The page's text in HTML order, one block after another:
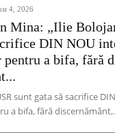
4, 2026
Mina: „Ilie
DIN NOU
a bifa, fără
sunt gata să sacrifice
a bifa, fără